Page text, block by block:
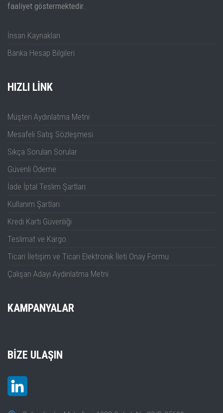
faaliyet göstermektedir.
İnsan Kaynakları
Banka Hesap Bilgileri
HIZLI LINK
Müşteri Aydınlatma Metni
Mesafeli Satış Sözleşmesi
Sıkça Sorulan Sorular
Güvenli Ödeme
İade İptal Teslim Şartları
Kullanım Şartları
Kredi Kartı Güvenliği
Teslimat ve Kargo
Ticari İletişim ve Ticari Elektronik İleti Onay Formu
Çalışan Adayı Aydınlatma Metni
KAMPANYALAR
BIZE ULAŞIN